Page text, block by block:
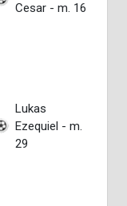
Cesar - m. 16
Lukas
Ezequiel - m.
29